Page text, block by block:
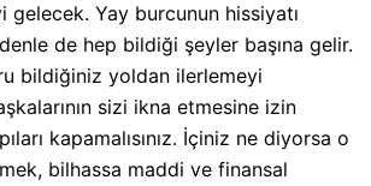
gelecek. Yay burcunun hissiyatı
de hep bildiği şeyler başına gelir.
bildiğiniz yoldan ilerlemeyi
sizi ikna etmesine izin
kapamalısınız. İçiniz ne diyorsa o
bilhassa maddi ve finansal